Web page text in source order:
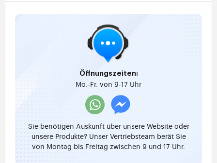
Öffnungszeiten:
Mo.-Fr. von 9-17 Uhr
Sie benötigen Auskunft über unsere Website oder
unsere Produkte? Unser Vertriebsteam berät Sie
von Montag bis Freitag zwischen 9 und 17 Uhr.